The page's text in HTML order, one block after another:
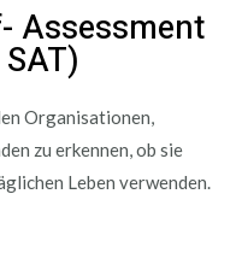
Assessment
Organisationen,
zu erkennen, ob sie
Leben verwenden.